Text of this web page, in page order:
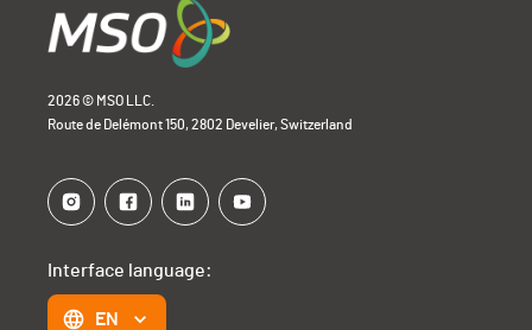
2026 © MSO LLC.
Route de Delémont 150, 2802 Develier, Switzerland
Interface language:
EN